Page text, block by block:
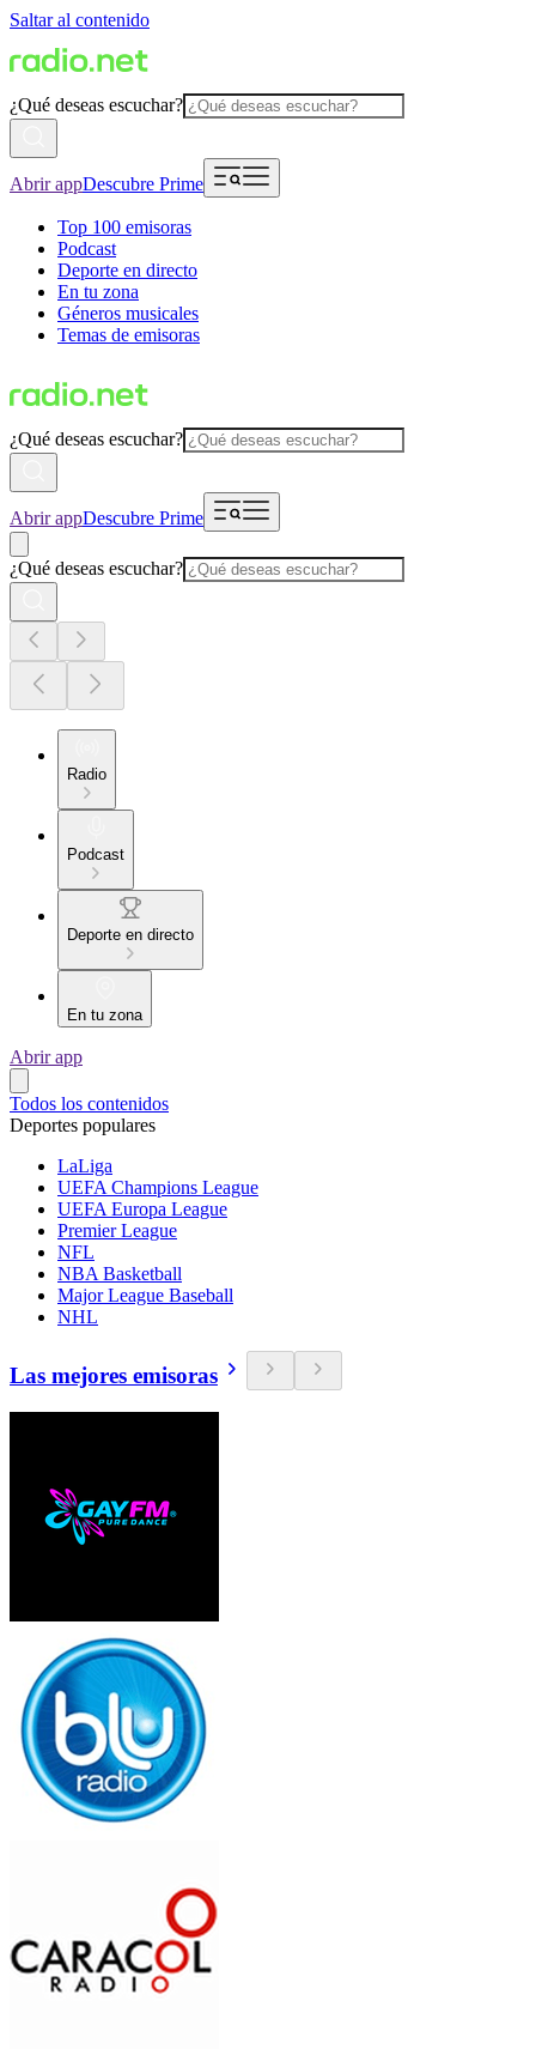
Saltar al contenido
¿Qué deseas escuchar?
Abrir appDescubre Prime
Top 100 emisoras
Podcast
Deporte en directo
En tu zona
Géneros musicales
Temas de emisoras
¿Qué deseas escuchar?
Abrir appDescubre Prime
¿Qué deseas escuchar?
Radio
Podcast
Deporte en directo
En tu zona
Abrir app
Todos los contenidos
Deportes populares
LaLiga
UEFA Champions League
UEFA Europa League
Premier League
NFL
NBA Basketball
Major League Baseball
NHL
Las mejores emisoras